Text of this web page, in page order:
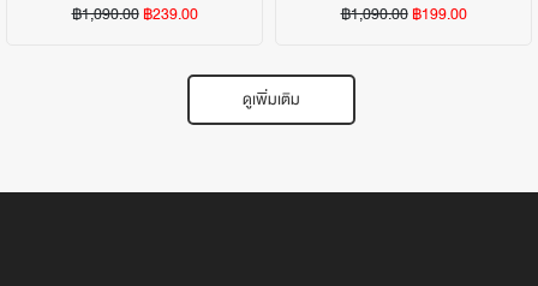
฿1,090.00 ฿239.00
฿1,090.00 ฿199.00
ดูเพิ่มเติม